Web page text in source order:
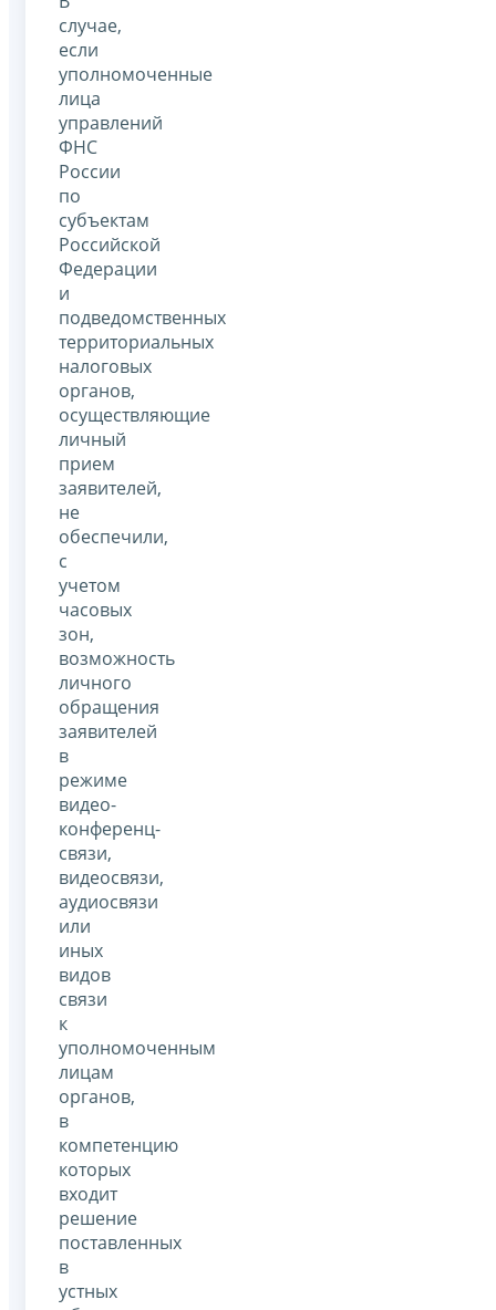
случае,
если
уполномоченные
лица
управлений
ФНС
России
по
субъектам
Российской
Федерации
и
подведомственных
территориальных
налоговых
органов,
осуществляющие
личный
прием
заявителей,
не
обеспечили,
с
учетом
часовых
зон,
возможность
личного
обращения
заявителей
в
режиме
видео-
конференц-
связи,
видеосвязи,
аудиосвязи
или
иных
видов
связи
к
уполномоченным
лицам
органов,
в
компетенцию
которых
входит
решение
поставленных
в
устных